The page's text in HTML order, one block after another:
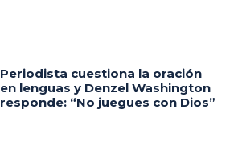
Periodista cuestiona la oración
en lenguas y Denzel Washington
responde: “No juegues con Dios”